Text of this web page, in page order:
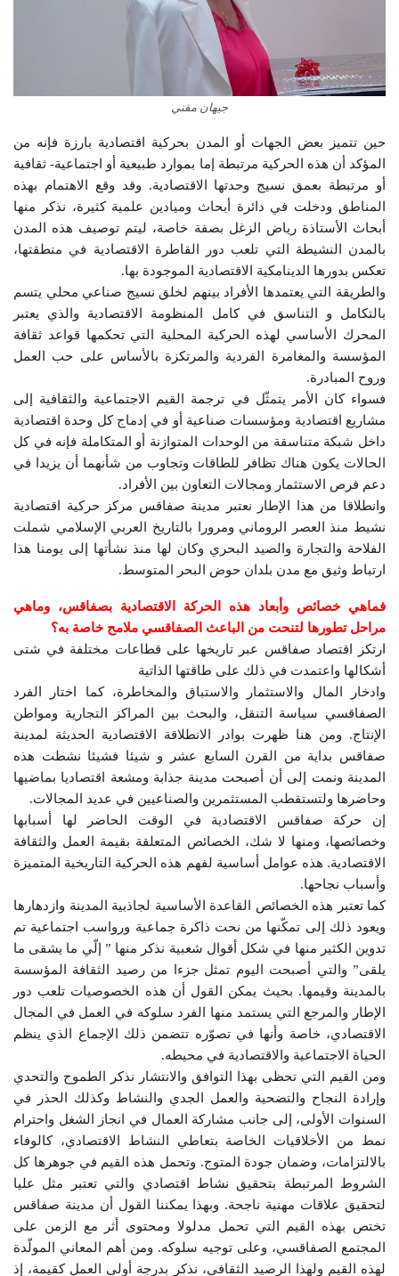
جيهان مقني
حين تتميز بعض الجهات أو المدن بحركية اقتصادية بارزة فإنه من
المؤكد أن هذه الحركية مرتبطة إما بموارد طبيعية أو اجتماعية- ثقافية
أو مرتبطة بعمق نسيج وحدتها الاقتصادية. وقد وقع الاهتمام بهذه
المناطق ودخلت في دائرة أبحاث وميادين علمية كثيرة، نذكر منها
أبحاث الأستاذة رياض الزغل بصفة خاصة، ليتم توصيف هذه المدن
بالمدن النشيطة التي تلعب دور القاطرة الاقتصادية في منطقتها،
تعكس بدورها الدينامكية الاقتصادية الموجودة بها.
والطريقة التي يعتمدها الأفراد بينهم لخلق نسيج صناعي محلي يتسم
بالتكامل و التناسق في كامل المنظومة الاقتصادية والذي يعتبر
المحرك الأساسي لهذه الحركية المحلية التي تحكمها قواعد ثقافة
المؤسسة والمغامرة الفردية والمرتكزة بالأساس على حب العمل
وروح المبادرة.
فسواء كان الأمر يتمثّل في ترجمة القيم الاجتماعية والثقافية إلى
مشاريع اقتصادية ومؤسسات صناعية أو في إدماج كل وحدة اقتصادية
داخل شبكة متناسقة من الوحدات المتوازنة أو المتكاملة فإنه في كل
الحالات يكون هناك تظافر للطاقات وتجاوب من شأنهما أن يزيدا في
دعم فرص الاستثمار ومجالات التعاون بين الأفراد.
وانطلاقا من هذا الإطار نعتبر مدينة صفاقس مركز حركية اقتصادية
نشيط منذ العصر الروماني ومرورا بالتاريخ العربي الإسلامي شملت
الفلاحة والتجارة والصيد البحري وكان لها منذ نشأتها إلى يومنا هذا
ارتباط وثيق مع مدن بلدان حوض البحر المتوسط.
فماهي خصائص وأبعاد هذه الحركة الاقتصادية بصفاقس، وماهي
مراحل تطورها لتنحت من الباعث الصفاقسي ملامح خاصة به؟
ارتكز اقتصاد صفاقس عبر تاريخها على قطاعات مختلفة في شتى
أشكالها واعتمدت في ذلك على طاقتها الذاتية
وادخار المال والاستثمار والاستباق والمخاطرة، كما اختار الفرد
الصفاقسي سياسة التنقل، والبحث بين المراكز التجارية ومواطن
الإنتاج. ومن هنا ظهرت بوادر الانطلاقة الاقتصادية الحديثة لمدينة
صفاقس بداية من القرن السابع عشر و شيئا فشيئا نشطت هذه
المدينة ونمت إلى أن أصبحت مدينة جذابة ومشعة اقتصاديا بماضيها
وحاضرها ولتستقطب المستثمرين والصناعيين في عديد المجالات.
إن حركة صفاقس الاقتصادية في الوقت الحاضر لها أسبابها
وخصائصها، ومنها لا شك، الخصائص المتعلقة بقيمة العمل والثقافة
الاقتصادية. هذه عوامل أساسية لفهم هذه الحركية التاريخية المتميزة
وأسباب نجاحها.
كما تعتبر هذه الخصائص القاعدة الأساسية لجاذبية المدينة وازدهارها
ويعود ذلك إلى تمكّنها من نحت ذاكرة جماعية ورواسب اجتماعية تم
تدوين الكثير منها في شكل أقوال شعبية نذكر منها ” إلّي ما يشقى ما
يلقى” والتي أصبحت اليوم تمثل جزءا من رصيد الثقافة المؤسسة
بالمدينة وقيمها. بحيث يمكن القول أن هذه الخصوصيات تلعب دور
الإطار والمرجع التي يستمد منها الفرد سلوكه في العمل في المجال
الاقتصادي، خاصة وأنها في تصوّره تتضمن ذلك الإجماع الذي ينظم
الحياة الاجتماعية والاقتصادية في محيطه.
ومن القيم التي تحظى بهذا التوافق والانتشار نذكر الطموح والتحدي
وإرادة النجاح والتضحية والعمل الجدي والنشاط وكذلك الحذر في
السنوات الأولى، إلى جانب مشاركة العمال في انجاز الشغل واحترام
نمط من الأخلاقيات الخاصة بتعاطي النشاط الاقتصادي، كالوفاء
بالالتزامات، وضمان جودة المتوج. وتحمل هذه القيم في جوهرها كل
الشروط المرتبطة بتحقيق نشاط اقتصادي والتي تعتبر مثل عليا
لتحقيق علاقات مهنية ناجحة. وبهذا يمكننا القول أن مدينة صفاقس
تختص بهذه القيم التي تحمل مدلولا ومحتوى أثر مع الزمن على
المجتمع الصفاقسي، وعلى توجيه سلوكه. ومن أهم المعاني المولّدة
لهذه القيم ولهذا الرصيد الثقافي، نذكر بدرجة أولى العمل كقيمة، إذ